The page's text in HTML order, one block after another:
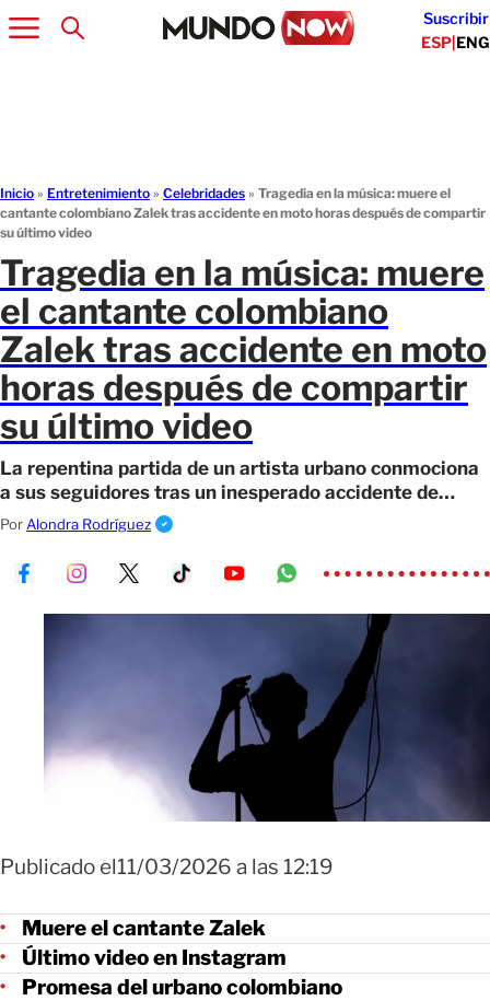
Suscribir
ESP|ENG
Inicio » Entretenimiento » Celebridades » Tragedia en la música: muere el
cantante colombiano Zalek tras accidente en moto horas después de compartir
su último video
Tragedia en la música: muere
el cantante colombiano
Zalek tras accidente en moto
horas después de compartir
su último video
La repentina partida de un artista urbano conmociona
a sus seguidores tras un inesperado accidente de
tránsito.
Por Alondra Rodríguez
Publicado el11/03/2026 a las 12:19
Muere el cantante Zalek
Último video en Instagram
Promesa del urbano colombiano